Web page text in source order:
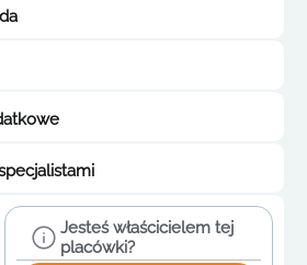
Jesteś właścicielem tej
placówki?